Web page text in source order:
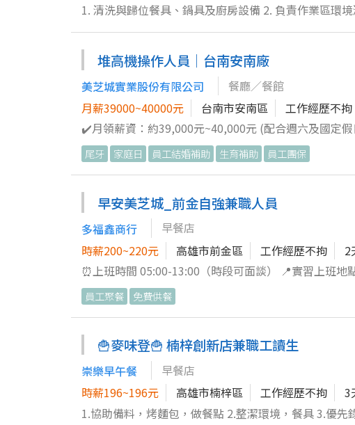
1. 清洗與歸位餐具、鍋具及廚房設備 2. 負責作業區環境清潔與衛生維護，包含檯面、地板、垃圾分類及廚餘處理 3. 協助
堆高機操作人員｜台南安南廠
美芝城實業股份有限公司
餐廳／餐館
月薪39000~40000元
台南市安南區 工作經歷不拘
✔️月領薪資：約39,000元~40,000元 (配合週六及國定
作業。 3.依訂單核對品項數量。 4.執行主管交辦事項。 ■理貨期間短時間進出冷凍庫(配有禦寒外套)，請自行評估身體狀
況為宜。
尾牙 家庭日 員工結婚補助 生育補助 員工團保
早安美芝城_前金自強兼職人員
多福鑫商行
早餐店
時薪200~220元
高雄市前金區 工作經歷不拘
2
⏰上班時間 05:00-13:00（時段可面談） 📍實習上班地點 高雄市鳳山區濱山街15巷2號 📍店舖地點（裝修中） 高雄市前金
區自強二路59號 😎休假制度 依公司規定 兼職人員 時薪200元 ✔️職能崗位能力調薪 🤩職能評核，表現及學習良好 調整薪
資🤩 ✌️員工福利✌️ 🈶勞保 🈶健保 🈶員工團體保險 🈶不定期員工聚餐🍽️ 🈶供餐 🥪工作內容🥪 櫃檯（結帳收銀 協助解決客
人問題） 包餐（飲料調飲 餐點整合） 組裝（烘烤麵包
出勤狀況不佳者（ 早餐店大忌） 🈲對份內工作沒責任感 🈲短期人員 需長期配合 🔺
約面試時間 0916180325 孫小姐 🉑預約成功後
員工聚餐 免費供餐
🍟麥味登🍟 楠梓創新店兼職工讀生
崇樂早午餐
早餐店
時薪196~196元
高雄市楠梓區 工作經歷不拘
3
1.協助備料，烤麵包，做餐點 2.整潔環境，餐具 3.優先